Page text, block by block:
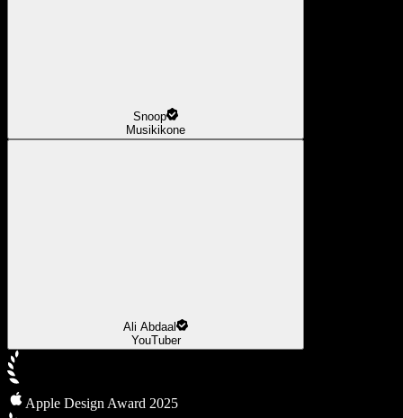
Snoop
Musikikone
Ali Abdaal
YouTuber
Apple Design Award 2025